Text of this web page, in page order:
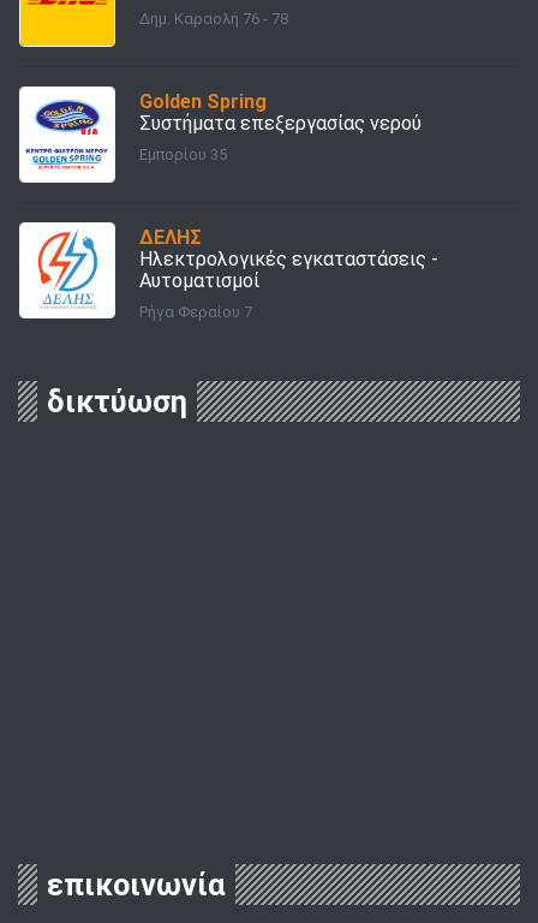
Δημ. Καραολή 76 - 78
Golden Spring
Συστήματα επεξεργασίας νερού
Εμπορίου 35
ΔΕΛΗΣ
Ηλεκτρολογικές εγκαταστάσεις -
Αυτοματισμοί
Ρήγα Φεραίου 7
δικτύωση
επικοινωνία